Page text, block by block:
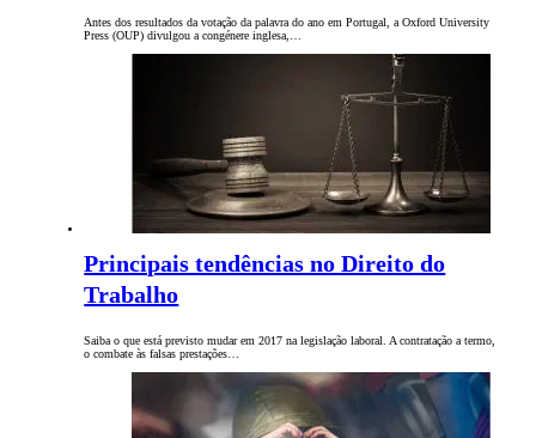
Antes dos resultados da votação da palavra do ano em Portugal, a Oxford University
Press (OUP) divulgou a congénere inglesa,…
Principais tendências no Direito do
Trabalho
Saiba o que está previsto mudar em 2017 na legislação laboral. A contratação a termo,
o combate às falsas prestações…